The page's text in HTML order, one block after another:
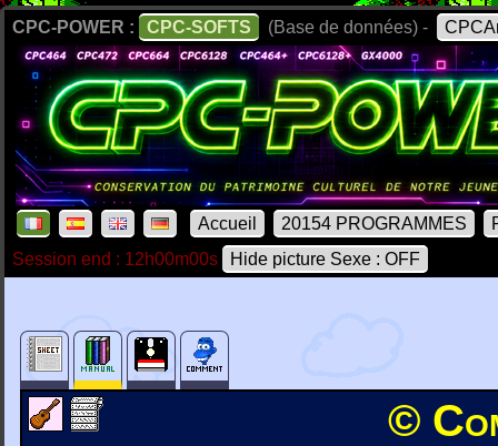
CPC-POWER : CPC-SOFTS (Base de données) -
Accueil 20154 PROGRAMMES
Session end : 12h00m00s
Hide picture Sexe : OFF
©